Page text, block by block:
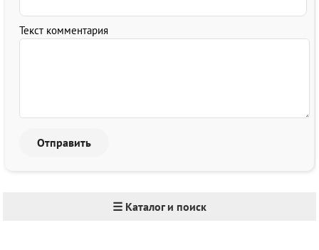
Текст комментария
☰ Каталог и поиск